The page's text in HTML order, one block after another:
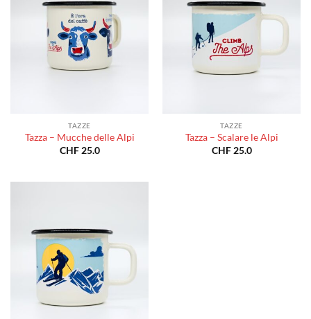
TAZZE
Tazza – Mucche delle Alpi
CHF25.0
TAZZE
Tazza – Scalare le Alpi
CHF25.0